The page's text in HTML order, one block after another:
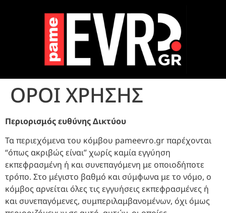
ΟΡΟΙ ΧΡΗΣΗΣ
Περιορισμός ευθύνης Δικτύου
Τα περιεχόμενα του κόμβου pameevro.gr παρέχονται
“όπως ακριβώς είναι” χωρίς καμία εγγύηση
εκπεφρασμένη ή και συνεπαγόμενη με οποιοδήποτε
τρόπο. Στο μέγιστο βαθμό και σύμφωνα με το νόμο, ο
κόμβος αρνείται όλες τις εγγυήσεις εκπεφρασμένες ή
και συνεπαγόμενες, συμπεριλαμβανομένων, όχι όμως